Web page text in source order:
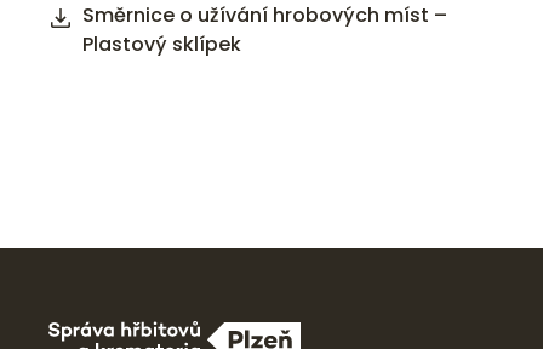
Směrnice o užívání hrobových míst –
Plastový sklípek